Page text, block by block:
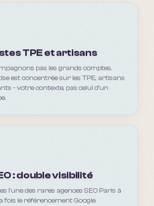
TPE et artisans
pas les grands comptes.
est concentrée sur les TPE, artisans
- votre contexte, pas celui d'un
: double visibilité
l'une des rares agences SEO Paris à
fois le référencement Google